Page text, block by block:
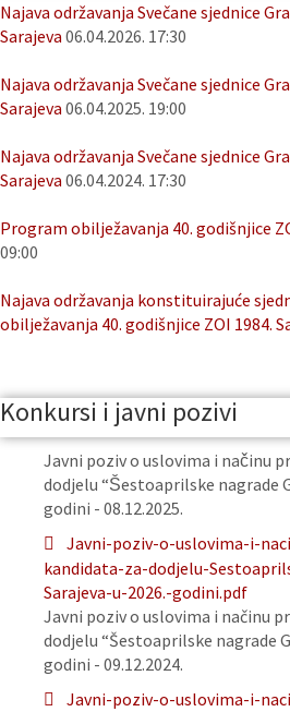
Najava održavanja Svečane sjednice
Sarajeva 06.04.2026. 17:30
Najava održavanja Svečane sjednice
Sarajeva 06.04.2025. 19:00
Najava održavanja Svečane sjednice
Sarajeva 06.04.2024. 17:30
Program obilježavanja 40. godišnjice
09:00
Najava održavanja konstituirajuće
obilježavanja 40. godišnjice ZOI 1984.
Konkursi i javni pozivi
Javni poziv o uslovima i načinu
dodjelu “Šestoaprilske nagrade
godini - 08.12.2025.
Javni-poziv-o-uslovima-i-
kandidata-za-dodjelu-
Sarajeva-u-2026.-godini.pdf
Javni poziv o uslovima i načinu
dodjelu “Šestoaprilske nagrade
godini - 09.12.2024.
Javni-poziv-o-uslovima-i-